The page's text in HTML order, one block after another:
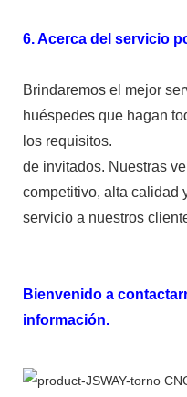
6. Acerca del servicio
Brindaremos el mejor
huéspedes que hagan
los requisitos.
de invitados. Nuestras
competitivo, alta calidad
servicio a nuestros
Bienvenido a
información.